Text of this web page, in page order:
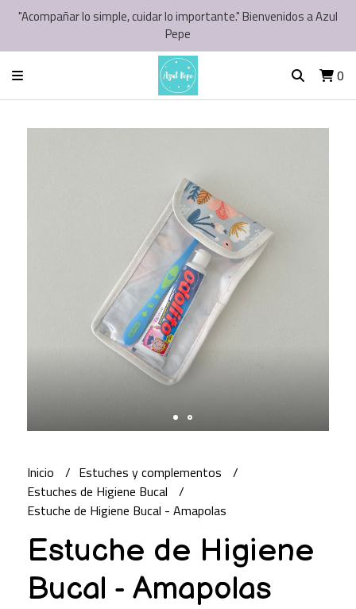
"Acompañar lo simple, cuidar lo importante." Bienvenidos a Azul
Pepe
0
Inicio
Estuches y complementos
Estuches de Higiene Bucal
Estuche de Higiene Bucal - Amapolas
Estuche de Higiene
Bucal - Amapolas